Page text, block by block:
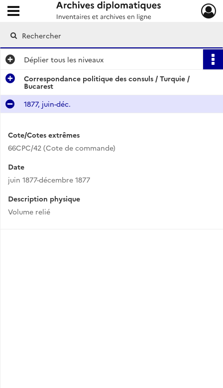
Archives diplomatiques
Ouvrir le menu déroulant
Déplier tous les niveaux
Correspondance politique des consuls / Turquie /
Bucarest
1877, juin-déc.
Cote/Cotes extrêmes
66CPC/42 (Cote de commande)
Date
juin 1877-décembre 1877
Description physique
Volume relié